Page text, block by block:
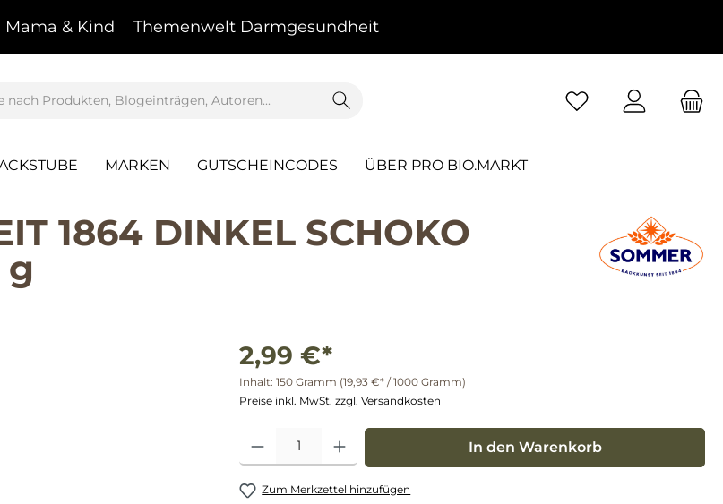
Mama & Kind Themenwelt Darmgesundheit
MARKEN GUTSCHEINCODES ÜBER PRO BIO.MARKT
1864 DINKEL SCHOKO
g
2,99 €*
Inhalt: 150 Gramm (19,93 €* / 1000 Gramm)
Preise inkl. MwSt. zzgl. Versandkosten
Produkt Anzahl: Gib den gewünschten Wert ein oder benutze die Schaltflächen um die
In den Warenkorb
Zum Merkzettel hinzufügen